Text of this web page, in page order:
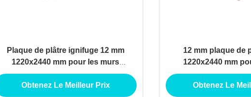
Plaque de plâtre ignifuge 12 mm
1220x2440 mm pour les murs
intérieurs
Obtenez Le Meilleur Prix
12 mm plaque de
1220x2440 mm
Obtenez Le